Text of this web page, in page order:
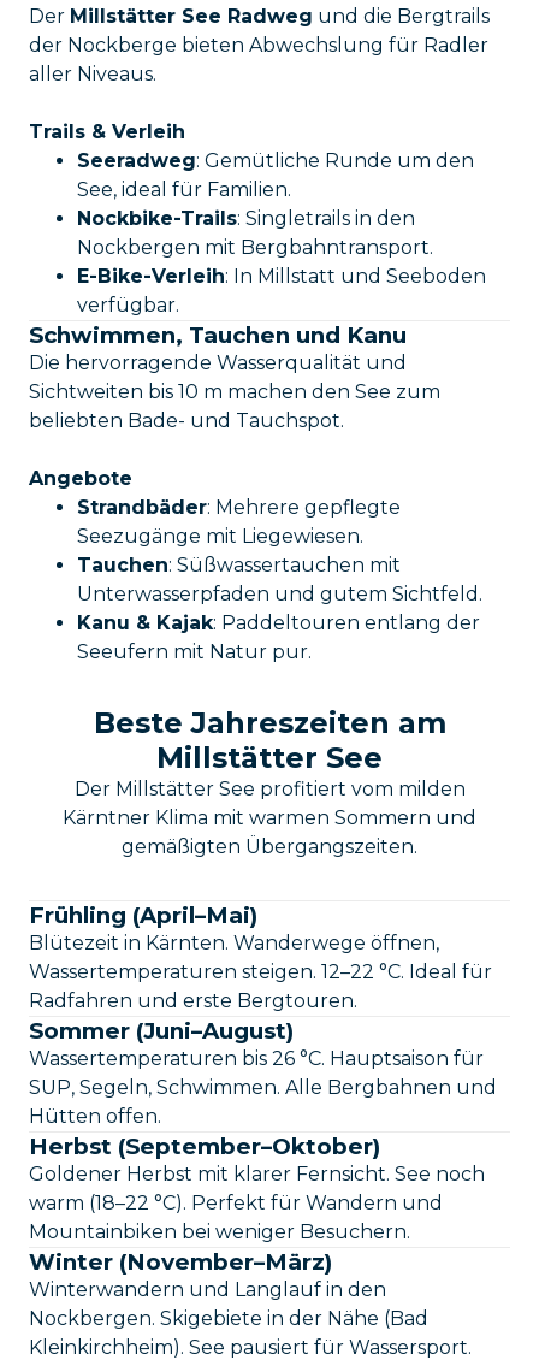
Der Millstätter See Radweg und die Bergtrails
der Nockberge bieten Abwechslung für Radler
aller Niveaus.
Trails & Verleih
Seeradweg: Gemütliche Runde um den
See, ideal für Familien.
Nockbike-Trails: Singletrails in den
Nockbergen mit Bergbahntransport.
E-Bike-Verleih: In Millstatt und Seeboden
verfügbar.
Schwimmen, Tauchen und Kanu
Die hervorragende Wasserqualität und
Sichtweiten bis 10 m machen den See zum
beliebten Bade- und Tauchspot.
Angebote
Strandbäder: Mehrere gepflegte
Seezugänge mit Liegewiesen.
Tauchen: Süßwassertauchen mit
Unterwasserpfaden und gutem Sichtfeld.
Kanu & Kajak: Paddeltouren entlang der
Seeufern mit Natur pur.
Beste Jahreszeiten am
Millstätter See
Der Millstätter See profitiert vom milden
Kärntner Klima mit warmen Sommern und
gemäßigten Übergangszeiten.
Frühling (April–Mai)
Blütezeit in Kärnten. Wanderwege öffnen,
Wassertemperaturen steigen. 12–22 °C. Ideal für
Radfahren und erste Bergtouren.
Sommer (Juni–August)
Wassertemperaturen bis 26 °C. Hauptsaison für
SUP, Segeln, Schwimmen. Alle Bergbahnen und
Hütten offen.
Herbst (September–Oktober)
Goldener Herbst mit klarer Fernsicht. See noch
warm (18–22 °C). Perfekt für Wandern und
Mountainbiken bei weniger Besuchern.
Winter (November–März)
Winterwandern und Langlauf in den
Nockbergen. Skigebiete in der Nähe (Bad
Kleinkirchheim). See pausiert für Wassersport.